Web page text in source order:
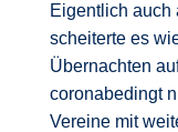
Eigentlich auch
scheiterte es
Übernachten
coronabedingt
Vereine mit